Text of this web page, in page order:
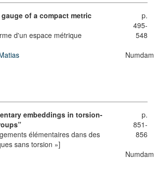
of a compact metric
d'un espace métrique
p.
495-
548
Numdam
embeddings in torsion-
élémentaires dans des
sans torsion »]
p.
851-
856
Numdam